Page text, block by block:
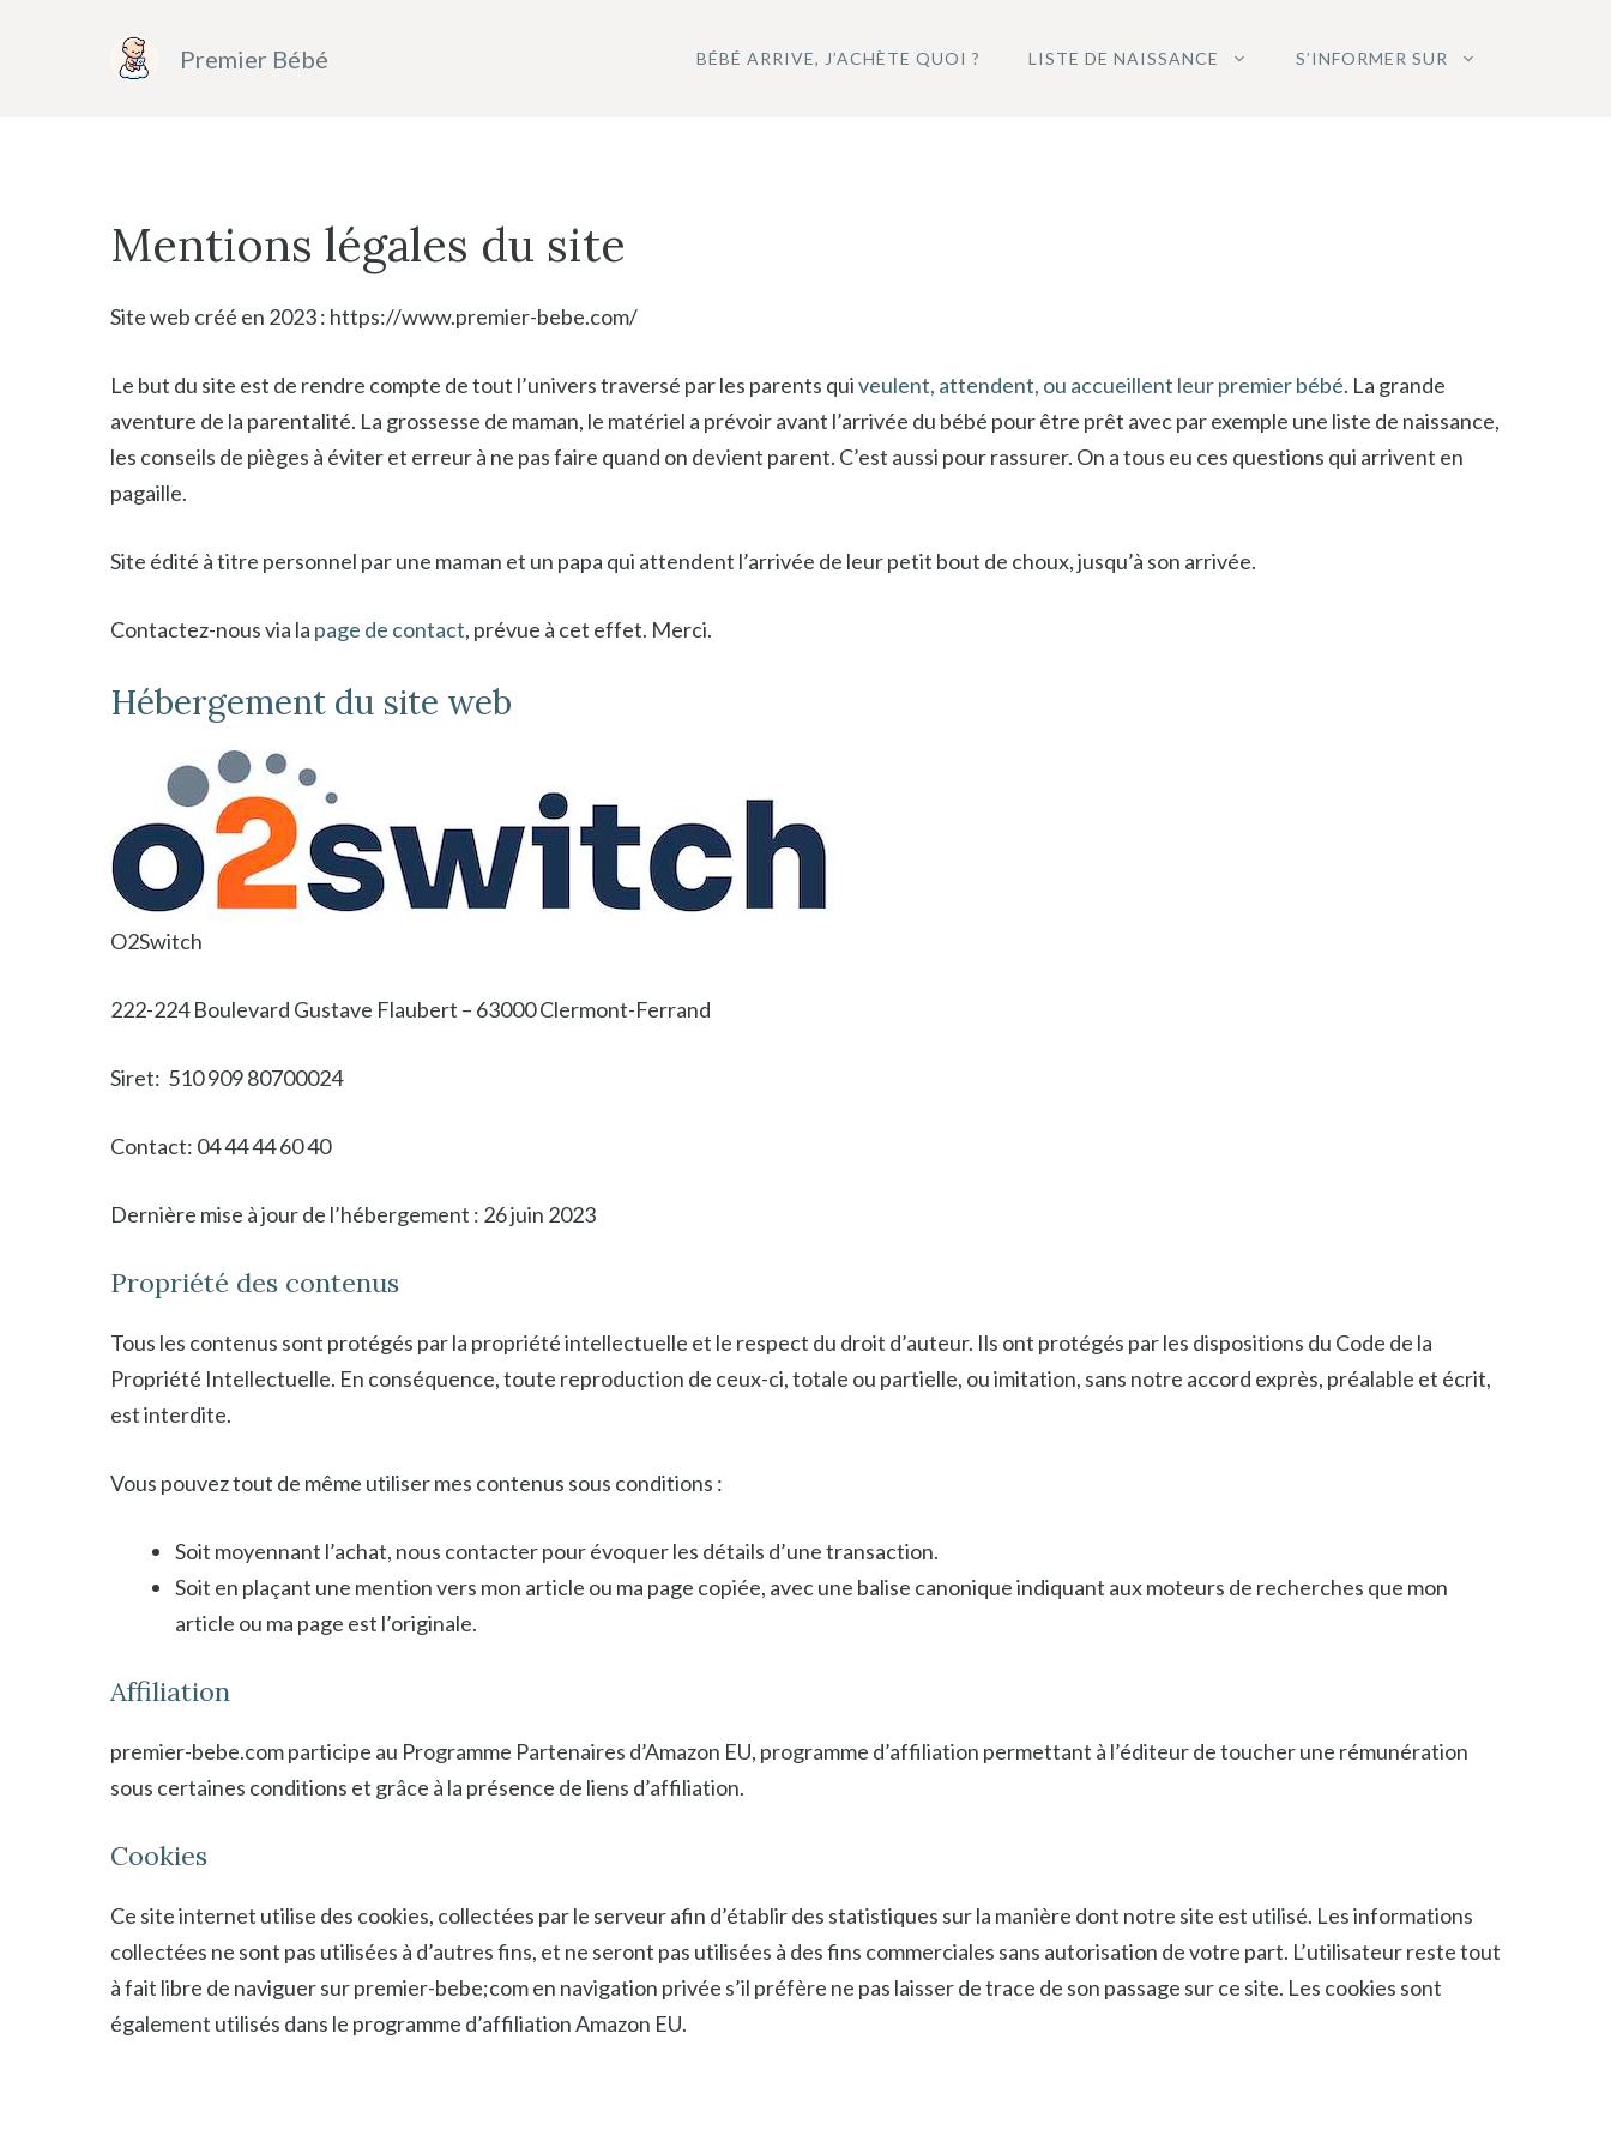
Premier Bébé BÉBÉ ARRIVE, J’ACHÈTE QUOI ? LISTE DE NAISSANCE S’INFORMER SUR
Mentions légales du site
Site web créé en 2023 : https://www.premier-bebe.com/
Le but du site est de rendre compte de tout l’univers traversé par les parents quiveulent, attendent, ou accueillent leur premier bébé. La grande
aventure de la parentalité. La grossesse de maman, le matériel a prévoir avant l’arrivée du bébé pour être prêt avec par exemple une liste de naissance,
les conseils de pièges à éviter et erreur à ne pas faire quand on devient parent. C’est aussi pour rassurer. On a tous eu ces questions qui arrivent en
pagaille.
Site édité à titre personnel par une maman et un papa qui attendent l’arrivée de leur petit bout de choux, jusqu’à son arrivée.
Contactez-nous via la page de contact, prévue à cet effet. Merci.
Hébergement du site web
O2Switch
222-224 Boulevard Gustave Flaubert – 63000 Clermont-Ferrand
Siret: 510 909 80700024
Contact: 04 44 44 60 40
Dernière mise à jour de l’hébergement : 26 juin 2023
Propriété des contenus
Tous les contenus sont protégés par la propriété intellectuelle et le respect du droit d’auteur. Ils ont protégés par les dispositions du Code de la
Propriété Intellectuelle. En conséquence, toute reproduction de ceux-ci, totale ou partielle, ou imitation, sans notre accord exprès, préalable et écrit,
est interdite.
Vous pouvez tout de même utiliser mes contenus sous conditions :
Soit moyennant l’achat, nous contacter pour évoquer les détails d’une transaction.
Soit en plaçant une mention vers mon article ou ma page copiée, avec une balise canonique indiquant aux moteurs de recherches que mon
article ou ma page est l’originale.
Affiliation
premier-bebe.com participe au Programme Partenaires d’Amazon EU, programme d’affiliation permettant à l’éditeur de toucher une rémunération
sous certaines conditions et grâce à la présence de liens d’affiliation.
Cookies
Ce site internet utilise des cookies, collectées par le serveur afin d’établir des statistiques sur la manière dont notre site est utilisé. Les informations
collectées ne sont pas utilisées à d’autres fins, et ne seront pas utilisées à des fins commerciales sans autorisation de votre part. L’utilisateur reste tout
à fait libre de naviguer sur premier-bebe;com en navigation privée s’il préfère ne pas laisser de trace de son passage sur ce site. Les cookies sont
également utilisés dans le programme d’affiliation Amazon EU.